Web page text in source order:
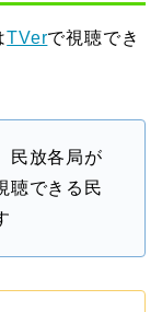
TVerで視聴でき
民放各局が
聴できる民